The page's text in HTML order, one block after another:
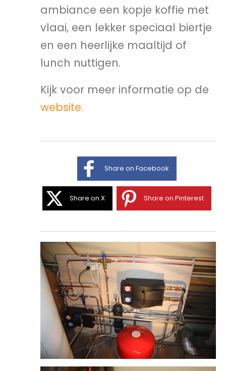
ambiance een kopje koffie met
vlaai, een lekker speciaal biertje
en een heerlijke maaltijd of
lunch nuttigen.
Kijk voor meer informatie op de
website.
Share on Facebook
Share on X Share on Pinterest